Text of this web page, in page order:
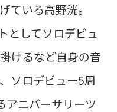
ている高野洸。
としてソロデビュ
けるなど自身の音
ソロデビュー5周
アニバーサリーツ